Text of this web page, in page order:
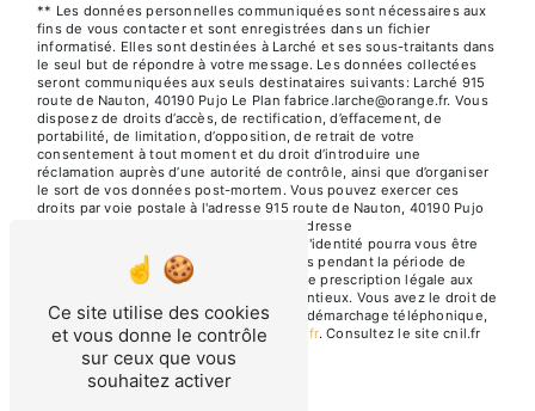
** Les données personnelles communiquées sont nécessaires aux
fins de vous contacter et sont enregistrées dans un fichier
informatisé. Elles sont destinées à Larché et ses sous-traitants dans
le seul but de répondre à votre message. Les données collectées
seront communiquées aux seuls destinataires suivants: Larché 915
route de Nauton, 40190 Pujo Le Plan fabrice.larche@orange.fr. Vous
disposez de droits d’accès, de rectification, d’effacement, de
portabilité, de limitation, d’opposition, de retrait de votre
consentement à tout moment et du droit d’introduire une
réclamation auprès d’une autorité de contrôle, ainsi que d’organiser
le sort de vos données post-mortem. Vous pouvez exercer ces
droits par voie postale à l'adresse 915 route de Nauton, 40190 Pujo
Le Plan ou par courrier électronique à l'adresse
fabrice.larche@orange.fr. Un justificatif d'identité pourra vous être
demandé. Nous conservons vos données pendant la période de
prise de contact puis pendant la durée de prescription légale aux
fins probatoires et de gestion des contentieux. Vous avez le droit de
vous inscrire sur la liste d'opposition au démarchage téléphonique,
disponible à cette adresse:Bloctel.gouv.fr. Consultez le site cnil.fr
pour plus d’informations sur vos droits.
Ce site utilise des cookies
et vous donne le contrôle
sur ceux que vous
souhaitez activer